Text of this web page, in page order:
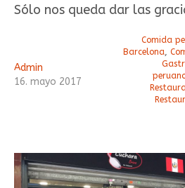
Sólo nos queda dar las
Admin
16. mayo 2017
Comida
Barcelona,